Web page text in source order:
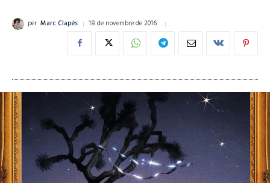
per Marc Clapés 18 de novembre de 2016